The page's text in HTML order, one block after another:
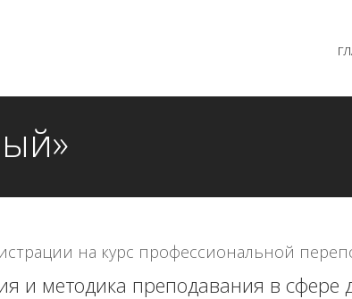
на курс профессиональной
и методика преподавания в сфере